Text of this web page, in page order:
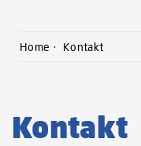
Home Kontakt
Kontakt